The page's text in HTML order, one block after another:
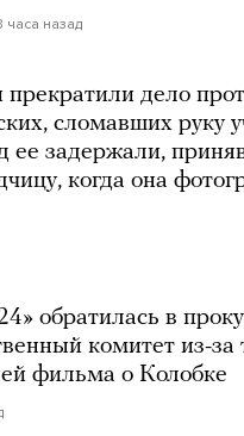
часа назад
прекратили дело
сломавших руку
ее задержали,
когда она
обратилась в
комитет из-за
фильма о Колобке